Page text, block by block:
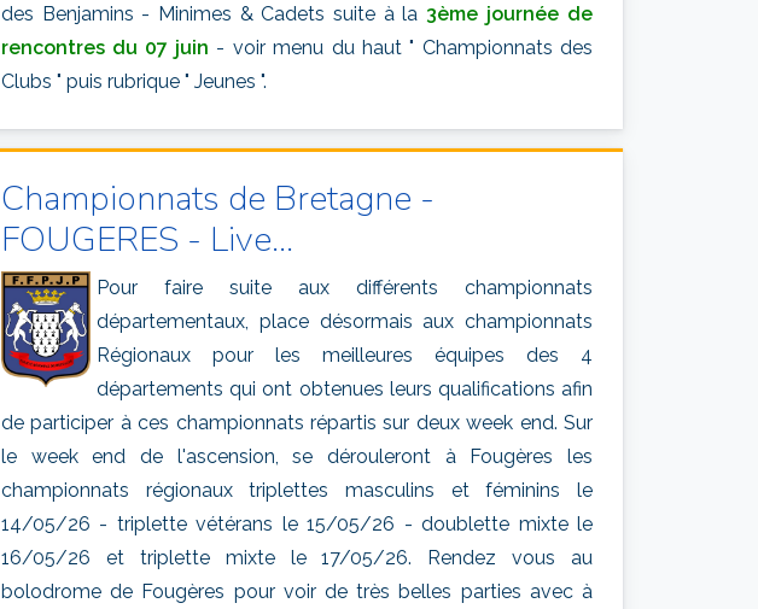
des Benjamins - Minimes & Cadets suite à la 3ème journée de
rencontres du 07 juin - voir menu du haut " Championnats des
Clubs " puis rubrique " Jeunes ".
Championnats de Bretagne -
FOUGERES - Live...
Pour faire suite aux différents championnats
départementaux, place désormais aux championnats
Régionaux pour les meilleures équipes des 4
départements qui ont obtenues leurs qualifications afin
de participer à ces championnats répartis sur deux week end. Sur
le week end de l'ascension, se dérouleront à Fougères les
championnats régionaux triplettes masculins et féminins le
14/05/26 - triplette vétérans le 15/05/26 - doublette mixte le
16/05/26 et triplette mixte le 17/05/26. Rendez vous au
bolodrome de Fougères pour voir de très belles parties avec à